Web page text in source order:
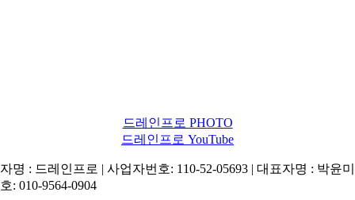
드레인프로 PHOTO
드레인프로 YouTube
명 : 드레인프로 | 사업자번호: 110-52-05693 | 대표자명 : 박윤
: 010-9564-0904